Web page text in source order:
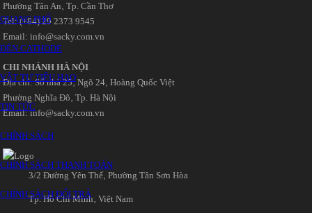
QUANG PHỔ
ĐÈN CATHODE
VẬT TƯ TIÊU HAO
TIN TỨC
CHÍNH SÁCH
CHÍNH SÁCH THANH TOÁN
CHÍNH SÁCH ĐỔI TRẢ
Phường Tân An‚ Tp. Cần Thơ
Tel: (+84) 29 2373 9545
Email: info@sacky.com.vn
CHI NHÁNH HÀ NỘI
Địa chỉ: Số nhà 25‚ Ngõ 24‚ Hoàng Quốc Việt
Phường Nghĩa Đô‚ Tp. Hà Nội
Email: info@sacky.com.vn
3/2 Đường Yên Thế‚ Phường Tân Sơn Hòa
Tp. Hồ Chí Minh‚ Việt Nam